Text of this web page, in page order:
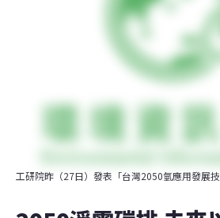
工研院昨（27日）發表「台灣2050氫應用發展